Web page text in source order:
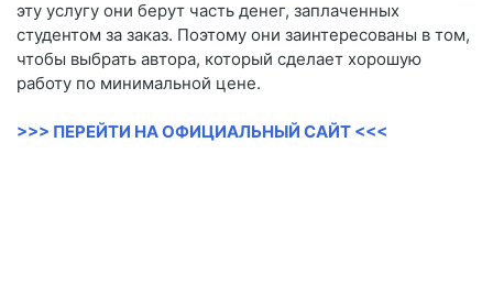
эту услугу они берут часть денег, заплаченных
студентом за заказ. Поэтому они заинтересованы в том,
чтобы выбрать автора, который сделает хорошую
работу по минимальной цене.
>>> ПЕРЕЙТИ НА ОФИЦИАЛЬНЫЙ САЙТ <<<